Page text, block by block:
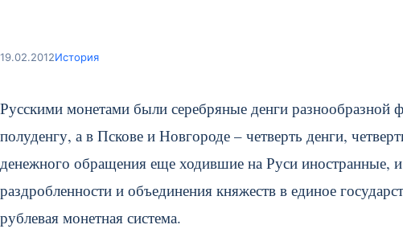
19.02.2012История
Русскими монетами были серебряные денги разнообразной
полуденгу, а в Пскове и Новгороде – четверть денги,
денежного обращения еще ходившие на Руси иностранные,
раздробленности и объединения княжеств в единое
рублевая монетная система.